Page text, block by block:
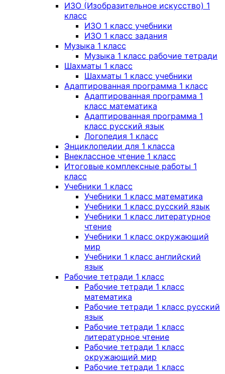
ИЗО (Изобразительное искусство) 1
класс
ИЗО 1 класс учебники
ИЗО 1 класс задания
Музыка 1 класс
Музыка 1 класс рабочие тетради
Шахматы 1 класс
Шахматы 1 класс учебники
Адаптированная программа 1 класс
Адаптированная программа 1
класс математика
Адаптированная программа 1
класс русский язык
Логопедия 1 класс
Энциклопедии для 1 класса
Внеклассное чтение 1 класс
Итоговые комплексные работы 1
класс
Учебники 1 класс
Учебники 1 класс математика
Учебники 1 класс русский язык
Учебники 1 класс литературное
чтение
Учебники 1 класс окружающий
мир
Учебники 1 класс английский
язык
Рабочие тетради 1 класс
Рабочие тетради 1 класс
математика
Рабочие тетради 1 класс русский
язык
Рабочие тетради 1 класс
литературное чтение
Рабочие тетради 1 класс
окружающий мир
Рабочие тетради 1 класс